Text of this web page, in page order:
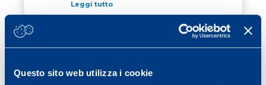
Questo sito web utilizza i cookie
Leggi tutto
JEREZ SCEGLIE MAPEI PER COLORARE CORDOLI,
JEREZ SCEGLIE MAPEI PER COLORARE
CORDOLI, GRIGLIA DI PARTENZA E VIE